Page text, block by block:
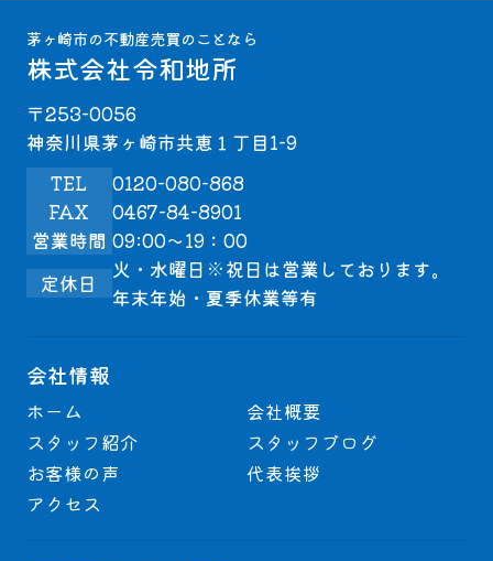
茅ヶ崎市の不動産売買のことなら
株式会社令和地所
〒253-0056
神奈川県茅ヶ崎市共恵１丁目1-9
TEL
0120-080-868
FAX
0467-84-8901
営業時間 09:00～19：00
定休日
火・水曜日※祝日は営業しております。
年末年始・夏季休業等有
会社情報
ホーム
会社概要
スタッフ紹介
スタッフブログ
お客様の声
代表挨拶
アクセス